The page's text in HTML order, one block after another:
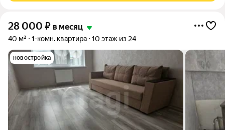
28 000 ₽ в месяц
40 м² 1-комн. квартира 10 этаж из 24
новостройка